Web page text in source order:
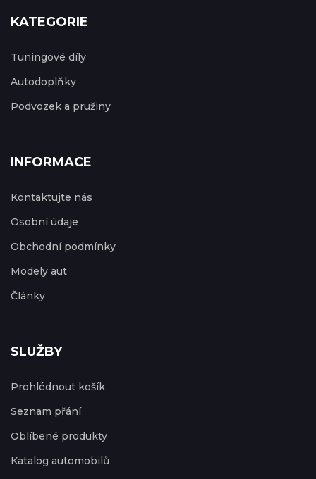
KATEGORIE
Tuningové díly
Autodoplňky
Podvozek a pružiny
INFORMACE
Kontaktujte nás
Osobní údaje
Obchodní podmínky
Modely aut
Články
SLUŽBY
Prohlédnout košík
Seznam přání
Oblíbené produkty
Katalog automobilů